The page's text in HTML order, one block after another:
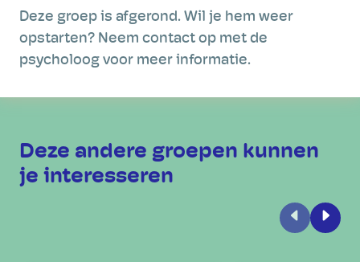
Deze groep is afgerond. Wil je hem weer
opstarten? Neem contact op met de
psycholoog voor meer informatie.
Deze andere groepen kunnen
je interesseren
Vorige